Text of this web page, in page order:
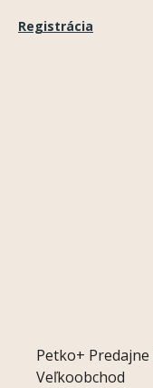
Registrácia
Petko+ Predajne
Veľkoobchod